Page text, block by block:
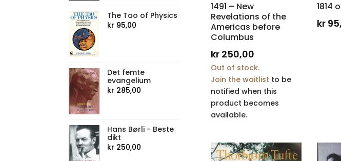
1491 – New
Revelations of the
Americas before
Columbus
kr 250,00
Out of stock.
Join the waitlist to be
notified when this
product becomes
available.
1814
kr
The Tao of Physics
kr 95,00
Det femte
evangelium
kr 285,00
Hans Børli - Beste
dikt
kr 250,00